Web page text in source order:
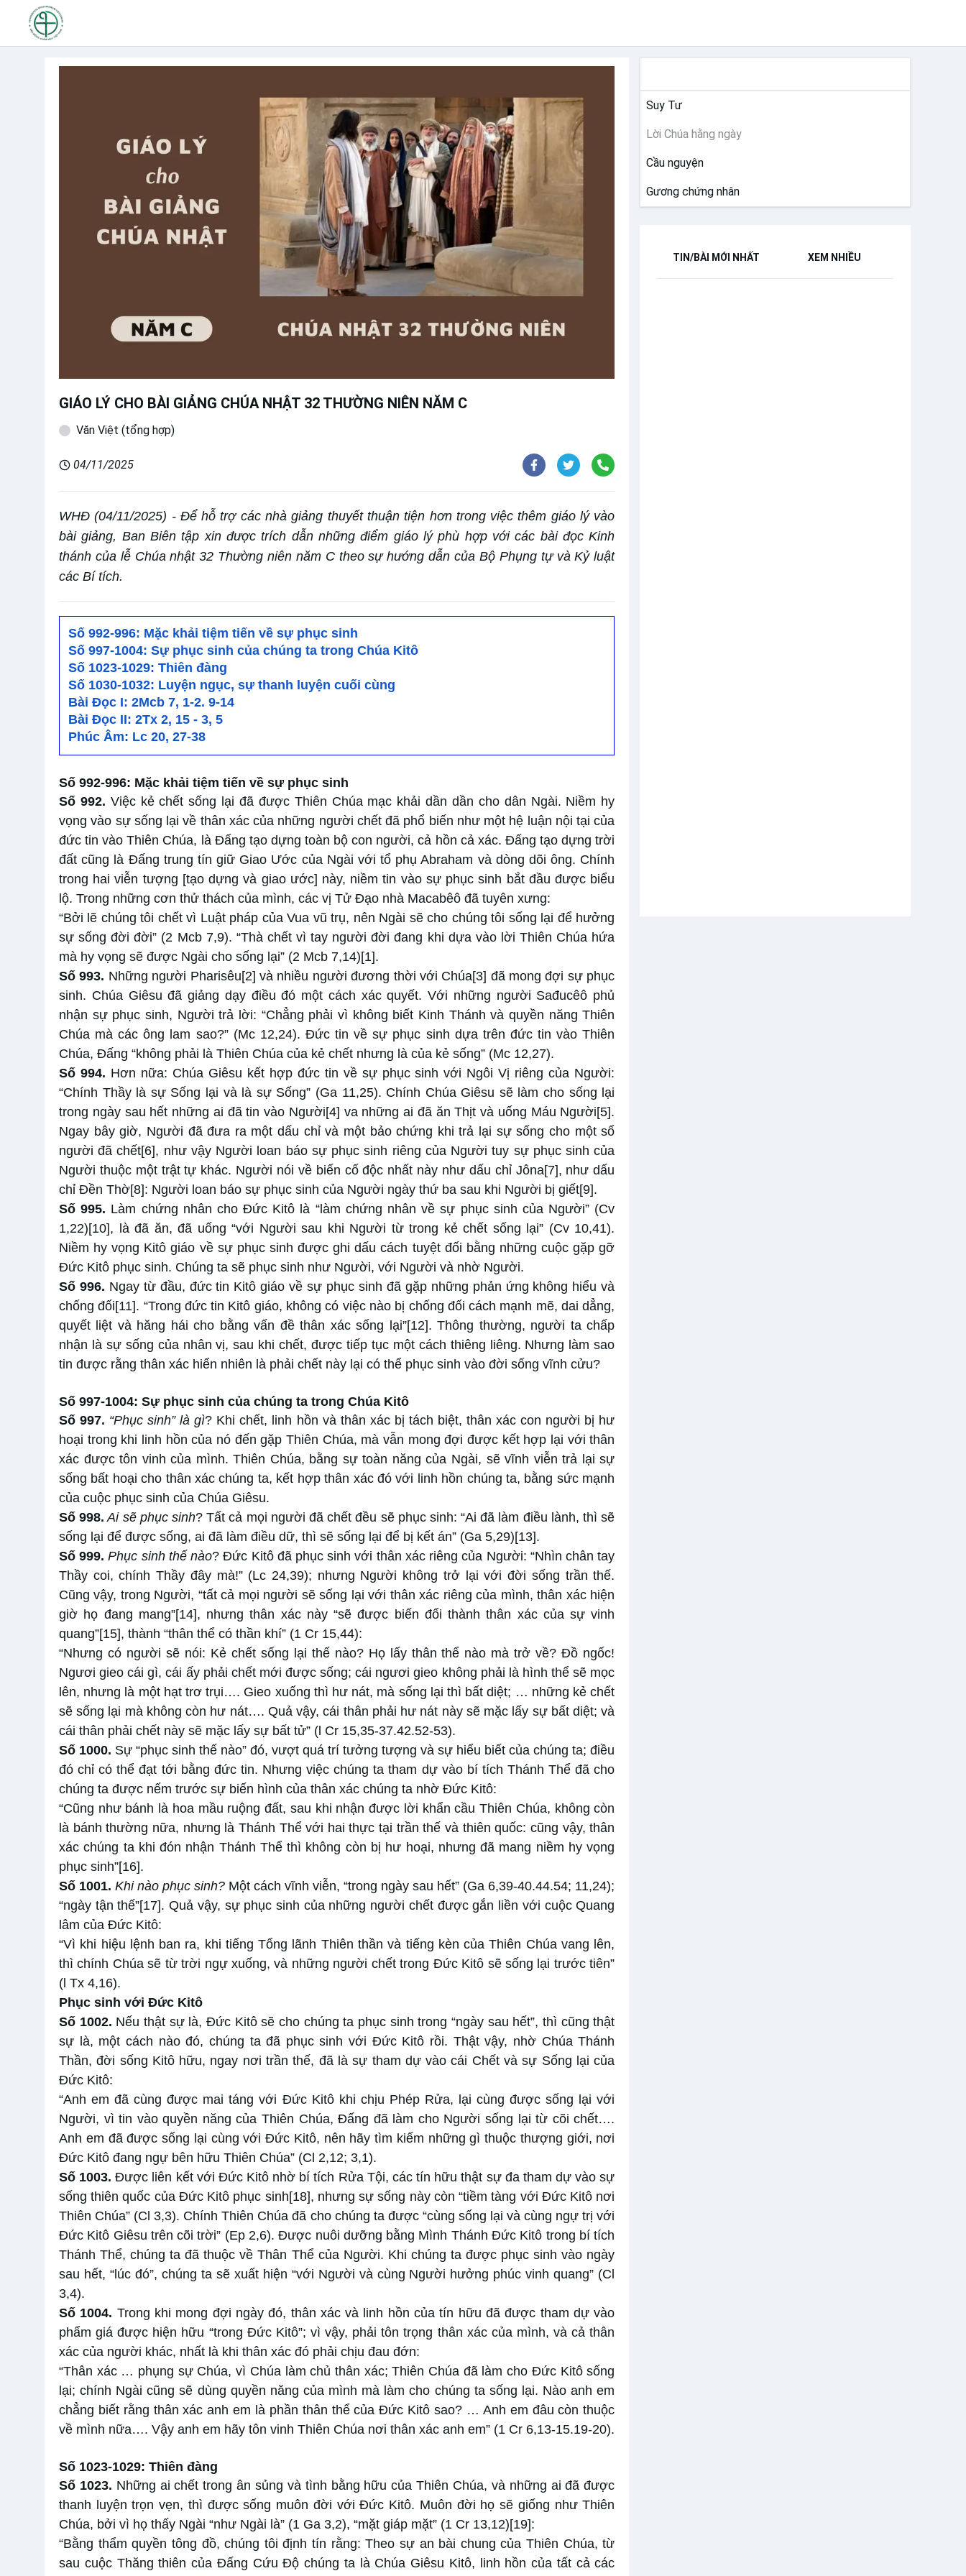
GIÁO LÝ CHO BÀI GIẢNG CHÚA NHẬT 32 THƯỜNG NIÊN NĂM C
Văn Việt (tổng hợp)
04/11/2025
WHĐ (04/11/2025) - Để hỗ trợ các nhà giảng thuyết thuận tiện hơn trong việc thêm giáo lý vào
bài giảng, Ban Biên tập xin được trích dẫn những điểm giáo lý phù hợp với các bài đọc Kinh
thánh của lễ Chúa nhật 32 Thường niên năm C theo sự hướng dẫn của Bộ Phụng tự và Kỷ luật
các Bí tích.
Số 992-996: Mặc khải tiệm tiến về sự phục sinh
Số 997-1004: Sự phục sinh của chúng ta trong Chúa Kitô
Số 1023-1029: Thiên đàng
Số 1030-1032: Luyện ngục, sự thanh luyện cuối cùng
Bài Ðọc I: 2Mcb 7, 1-2. 9-14
Bài Ðọc II: 2Tx 2, 15 - 3, 5
Phúc Âm: Lc 20, 27-38
Số 992-996: Mặc khải tiệm tiến về sự phục sinh
Số 992. Việc kẻ chết sống lại đã được Thiên Chúa mạc khải dần dần cho dân Ngài. Niềm hy
vọng vào sự sống lại về thân xác của những người chết đã phổ biến như một hệ luận nội tại của
đức tin vào Thiên Chúa, là Đấng tạo dựng toàn bộ con người, cả hồn cả xác. Đấng tạo dựng trời
đất cũng là Đấng trung tín giữ Giao Ước của Ngài với tổ phụ Abraham và dòng dõi ông. Chính
trong hai viễn tượng [tạo dựng và giao ước] này, niềm tin vào sự phục sinh bắt đầu được biểu
lộ. Trong những cơn thử thách của mình, các vị Tử Đạo nhà Macabêô đã tuyên xưng:
“Bởi lẽ chúng tôi chết vì Luật pháp của Vua vũ trụ, nên Ngài sẽ cho chúng tôi sống lại để hưởng
sự sống đời đời” (2 Mcb 7,9). “Thà chết vì tay người đời đang khi dựa vào lời Thiên Chúa hứa
mà hy vọng sẽ được Ngài cho sống lại” (2 Mcb 7,14)[1].
Số 993. Những người Pharisêu[2] và nhiều người đương thời với Chúa[3] đã mong đợi sự phục
sinh. Chúa Giêsu đã giảng dạy điều đó một cách xác quyết. Với những người Sađucêô phủ
nhận sự phục sinh, Người trả lời: “Chẳng phải vì không biết Kinh Thánh và quyền năng Thiên
Chúa mà các ông lam sao?” (Mc 12,24). Đức tin về sự phục sinh dựa trên đức tin vào Thiên
Chúa, Đấng “không phải là Thiên Chúa của kẻ chết nhưng là của kẻ sống” (Mc 12,27).
Số 994. Hơn nữa: Chúa Giêsu kết hợp đức tin về sự phục sinh với Ngôi Vị riêng của Người:
“Chính Thầy là sự Sống lại và là sự Sống” (Ga 11,25). Chính Chúa Giêsu sẽ làm cho sống lại
trong ngày sau hết những ai đã tin vào Người[4] va những ai đã ăn Thịt và uống Máu Người[5].
Ngay bây giờ, Người đã đưa ra một dấu chỉ và một bảo chứng khi trả lại sự sống cho một số
người đã chết[6], như vậy Người loan báo sự phục sinh riêng của Người tuy sự phục sinh của
Người thuộc một trật tự khác. Người nói về biến cố độc nhất này như dấu chỉ Jôna[7], như dấu
chỉ Đền Thờ[8]: Người loan báo sự phục sinh của Người ngày thứ ba sau khi Người bị giết[9].
Số 995. Làm chứng nhân cho Đức Kitô là “làm chứng nhân về sự phục sinh của Người” (Cv
1,22)[10], là đã ăn, đã uống “với Người sau khi Người từ trong kẻ chết sống lại” (Cv 10,41).
Niềm hy vọng Kitô giáo về sự phục sinh được ghi dấu cách tuyệt đối bằng những cuộc gặp gỡ
Đức Kitô phục sinh. Chúng ta sẽ phục sinh như Người, với Người và nhờ Người.
Số 996. Ngay từ đầu, đức tin Kitô giáo về sự phục sinh đã gặp những phản ứng không hiểu và
chống đối[11]. “Trong đức tin Kitô giáo, không có việc nào bị chống đối cách mạnh mẽ, dai dẳng,
quyết liệt và hăng hái cho bằng vấn đề thân xác sống lại”[12]. Thông thường, người ta chấp
nhận là sự sống của nhân vị, sau khi chết, được tiếp tục một cách thiêng liêng. Nhưng làm sao
tin được rằng thân xác hiển nhiên là phải chết này lại có thể phục sinh vào đời sống vĩnh cửu?
Số 997-1004: Sự phục sinh của chúng ta trong Chúa Kitô
Số 997. “Phục sinh” là gì? Khi chết, linh hồn và thân xác bị tách biệt, thân xác con người bị hư
hoại trong khi linh hồn của nó đến gặp Thiên Chúa, mà vẫn mong đợi được kết hợp lại với thân
xác được tôn vinh của mình. Thiên Chúa, bằng sự toàn năng của Ngài, sẽ vĩnh viễn trả lại sự
sống bất hoại cho thân xác chúng ta, kết hợp thân xác đó với linh hồn chúng ta, bằng sức mạnh
của cuộc phục sinh của Chúa Giêsu.
Số998. Ai sẽ phục sinh? Tất cả mọi người đã chết đều sẽ phục sinh: “Ai đã làm điều lành, thì sẽ
sống lại để được sống, ai đã làm điều dữ, thì sẽ sống lại để bị kết án” (Ga 5,29)[13].
Số999. Phục sinh thế nào? Đức Kitô đã phục sinh với thân xác riêng của Người: “Nhìn chân tay
Thầy coi, chính Thầy đây mà!” (Lc 24,39); nhưng Người không trở lại với đời sống trần thế.
Cũng vậy, trong Người, “tất cả mọi người sẽ sống lại với thân xác riêng của mình, thân xác hiện
giờ họ đang mang”[14], nhưng thân xác này “sẽ được biến đổi thành thân xác của sự vinh
quang”[15], thành “thân thể có thần khí” (1 Cr 15,44):
“Nhưng có người sẽ nói: Kẻ chết sống lại thế nào? Họ lấy thân thể nào mà trở về? Đồ ngốc!
Ngươi gieo cái gì, cái ấy phải chết mới được sống; cái ngươi gieo không phải là hình thể sẽ mọc
lên, nhưng là một hạt trơ trụi…. Gieo xuống thì hư nát, mà sống lại thì bất diệt; … những kẻ chết
sẽ sống lại mà không còn hư nát…. Quả vậy, cái thân phải hư nát này sẽ mặc lấy sự bất diệt; và
cái thân phải chết này sẽ mặc lấy sự bất tử” (l Cr 15,35-37.42.52-53).
Số 1000. Sự “phục sinh thế nào” đó, vượt quá trí tưởng tượng và sự hiểu biết của chúng ta; điều
đó chỉ có thể đạt tới bằng đức tin. Nhưng việc chúng ta tham dự vào bí tích Thánh Thể đã cho
chúng ta được nếm trước sự biến hình của thân xác chúng ta nhờ Đức Kitô:
“Cũng như bánh là hoa mầu ruộng đất, sau khi nhận được lời khẩn cầu Thiên Chúa, không còn
là bánh thường nữa, nhưng là Thánh Thể với hai thực tại trần thế và thiên quốc: cũng vậy, thân
xác chúng ta khi đón nhận Thánh Thể thì không còn bị hư hoại, nhưng đã mang niềm hy vọng
phục sinh”[16].
Số 1001. Khi nào phục sinh? Một cách vĩnh viễn, “trong ngày sau hết” (Ga 6,39-40.44.54; 11,24);
“ngày tận thế”[17]. Quả vậy, sự phục sinh của những người chết được gắn liền với cuộc Quang
lâm của Đức Kitô:
“Vì khi hiệu lệnh ban ra, khi tiếng Tổng lãnh Thiên thần và tiếng kèn của Thiên Chúa vang lên,
thì chính Chúa sẽ từ trời ngự xuống, và những người chết trong Đức Kitô sẽ sống lại trước tiên”
(l Tx 4,16).
Phục sinh với Đức Kitô
Số 1002. Nếu thật sự là, Đức Kitô sẽ cho chúng ta phục sinh trong “ngày sau hết”, thì cũng thật
sự là, một cách nào đó, chúng ta đã phục sinh với Đức Kitô rồi. Thật vậy, nhờ Chúa Thánh
Thần, đời sống Kitô hữu, ngay nơi trần thế, đã là sự tham dự vào cái Chết và sự Sống lại của
Đức Kitô:
“Anh em đã cùng được mai táng với Đức Kitô khi chịu Phép Rửa, lại cùng được sống lại với
Người, vì tin vào quyền năng của Thiên Chúa, Đấng đã làm cho Người sống lại từ cõi chết….
Anh em đã được sống lại cùng với Đức Kitô, nên hãy tìm kiếm những gì thuộc thượng giới, nơi
Đức Kitô đang ngự bên hữu Thiên Chúa” (Cl 2,12; 3,1).
Số 1003. Được liên kết với Đức Kitô nhờ bí tích Rửa Tội, các tín hữu thật sự đa tham dự vào sự
sống thiên quốc của Đức Kitô phục sinh[18], nhưng sự sống này còn “tiềm tàng với Đức Kitô nơi
Thiên Chúa” (Cl 3,3). Chính Thiên Chúa đã cho chúng ta được “cùng sống lại và cùng ngự trị với
Đức Kitô Giêsu trên cõi trời” (Ep 2,6). Được nuôi dưỡng bằng Mình Thánh Đức Kitô trong bí tích
Thánh Thể, chúng ta đã thuộc về Thân Thể của Người. Khi chúng ta được phục sinh vào ngày
sau hết, “lúc đó”, chúng ta sẽ xuất hiện “với Người và cùng Người hưởng phúc vinh quang” (Cl
3,4).
Số 1004. Trong khi mong đợi ngày đó, thân xác và linh hồn của tín hữu đã được tham dự vào
phẩm giá được hiện hữu “trong Đức Kitô”; vì vậy, phải tôn trọng thân xác của mình, và cả thân
xác của người khác, nhất là khi thân xác đó phải chịu đau đớn:
“Thân xác … phụng sự Chúa, vì Chúa làm chủ thân xác; Thiên Chúa đã làm cho Đức Kitô sống
lại; chính Ngài cũng sẽ dùng quyền năng của mình mà làm cho chúng ta sống lại. Nào anh em
chẳng biết rằng thân xác anh em là phần thân thể của Đức Kitô sao? … Anh em đâu còn thuộc
về mình nữa…. Vậy anh em hãy tôn vinh Thiên Chúa nơi thân xác anh em” (1 Cr 6,13-15.19-20).
Số 1023-1029: Thiên đàng
Số 1023. Những ai chết trong ân sủng và tình bằng hữu của Thiên Chúa, và những ai đã được
thanh luyện trọn vẹn, thì được sống muôn đời với Đức Kitô. Muôn đời họ sẽ giống như Thiên
Chúa, bởi vì họ thấy Ngài “như Ngài là” (1 Ga 3,2), “mặt giáp mặt” (1 Cr 13,12)[19]:
“Bằng thẩm quyền tông đồ, chúng tôi định tín rằng: Theo sự an bài chung của Thiên Chúa, từ
sau cuộc Thăng thiên của Đấng Cứu Độ chúng ta là Chúa Giêsu Kitô, linh hồn của tất cả các
Suy Tư
Lời Chúa hằng ngày
Cầu nguyện
Gương chứng nhân
TIN/BÀI MỚI NHẤT XEM NHIỀU